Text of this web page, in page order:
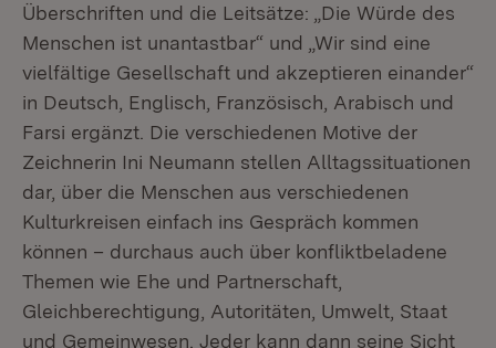
Überschriften und die Leitsätze: „Die Würde des
Menschen ist unantastbar“ und „Wir sind eine
vielfältige Gesellschaft und akzeptieren einander“
in Deutsch, Englisch, Französisch, Arabisch und
Farsi ergänzt. Die verschiedenen Motive der
Zeichnerin Ini Neumann stellen Alltagssituationen
dar, über die Menschen aus verschiedenen
Kulturkreisen einfach ins Gespräch kommen
können – durchaus auch über konfliktbeladene
Themen wie Ehe und Partnerschaft,
Gleichberechtigung, Autoritäten, Umwelt, Staat
und Gemeinwesen. Jeder kann dann seine Sicht